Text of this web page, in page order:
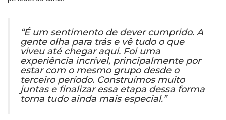
“É um sentimento de dever cumprido. A
gente olha para trás e vê tudo o que
viveu até chegar aqui. Foi uma
experiência incrível, principalmente por
estar com o mesmo grupo desde o
terceiro período. Construímos muito
juntas e finalizar essa etapa dessa forma
torna tudo ainda mais especial.”